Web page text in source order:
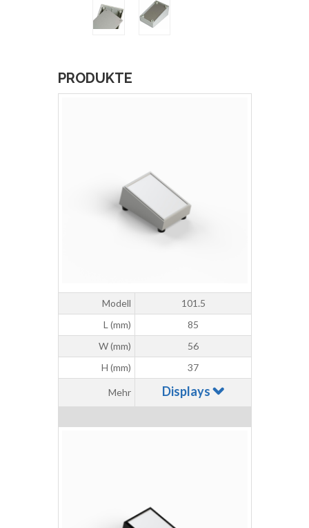
PRODUKTE
Modell
101.5
L (mm)
85
W (mm)
56
H (mm)
37
Mehr Displays